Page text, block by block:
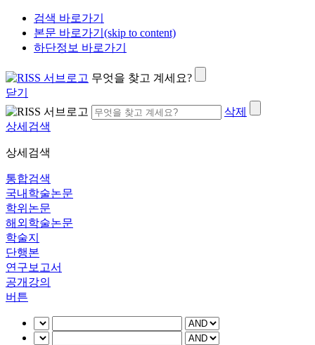
검색 바로가기
본문 바로가기(skip to content)
하단정보 바로가기
무엇을 찾고 계세요?
닫기
삭제
상세검색
상세검색
통합검색
국내학술논문
학위논문
해외학술논문
학술지
단행본
연구보고서
공개강의
버튼